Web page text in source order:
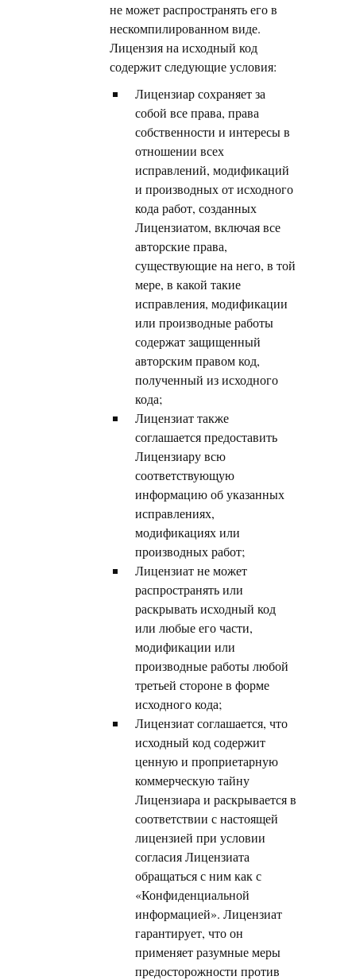
не может распространять его в
нескомпилированном виде.
Лицензия на исходный код
содержит следующие условия:
Лицензиар сохраняет за
собой все права, права
собственности и интересы в
отношении всех
исправлений, модификаций
и производных от исходного
кода работ, созданных
Лицензиатом, включая все
авторские права,
существующие на него, в той
мере, в какой такие
исправления, модификации
или производные работы
содержат защищенный
авторским правом код,
полученный из исходного
кода;
Лицензиат также
соглашается предоставить
Лицензиару всю
соответствующую
информацию об указанных
исправлениях,
модификациях или
производных работ;
Лицензиат не может
распространять или
раскрывать исходный код
или любые его части,
модификации или
производные работы любой
третьей стороне в форме
исходного кода;
Лицензиат соглашается, что
исходный код содержит
ценную и проприетарную
коммерческую тайну
Лицензиара и раскрывается в
соответствии с настоящей
лицензией при условии
согласия Лицензиата
обращаться с ним как с
«Конфиденциальной
информацией». Лицензиат
гарантирует, что он
применяет разумные меры
предосторожности против